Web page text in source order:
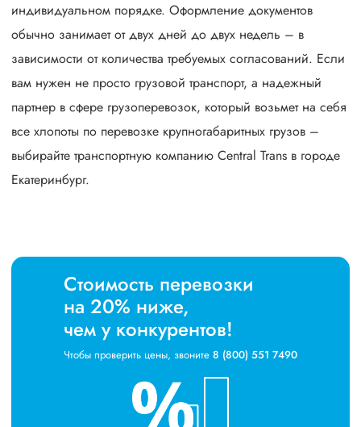
индивидуальном порядке. Оформление документов
обычно занимает от двух дней до двух недель – в
зависимости от количества требуемых согласований. Если
вам нужен не просто грузовой транспорт, а надежный
партнер в сфере грузоперевозок, который возьмет на себя
все хлопоты по перевозке крупногабаритных грузов –
выбирайте транспортную компанию Central Trans в городе
Екатеринбург.
Стоимость перевозки
на 20% ниже,
чем у конкурентов!
Чтобы проверить цены, звоните 8 (800) 551 7490